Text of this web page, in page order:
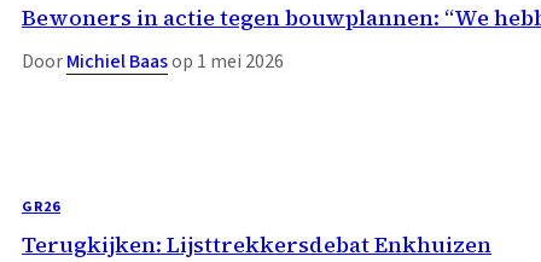
Bewoners in actie tegen bouwplannen: “We
DoorMichiel Baasop 1 mei 2026
GR26
Terugkijken: Lijsttrekkersdebat Enkhuizen